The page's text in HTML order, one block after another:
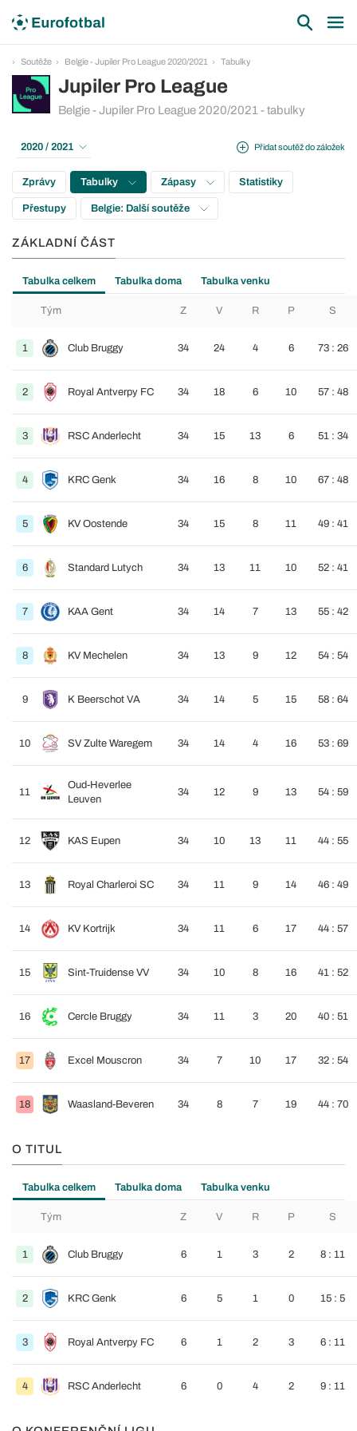
Soutěže Belgie - Jupiler Pro League 2020/2021 Tabulky
Jupiler Pro League
Belgie - Jupiler Pro League 2020/2021 - tabulky
Přidat soutěž do záložek
2020 / 2021
Zprávy Tabulky Zápasy Statistiky
Přestupy Belgie: Další soutěže
ZÁKLADNÍ ČÁST
Tabulka celkem Tabulka doma Tabulka venku
Tým Z V R P S
1 Club Bruggy 34 24 4 6 73 : 26
2 Royal Antverpy FC 34 18 6 10 57 : 48
3 RSC Anderlecht 34 15 13 6 51 : 34
4 KRC Genk 34 16 8 10 67 : 48
5 KV Oostende 34 15 8 11 49 : 41
6 Standard Lutych 34 13 11 10 52 : 41
7 KAA Gent 34 14 7 13 55 : 42
8 KV Mechelen 34 13 9 12 54 : 54
9 K Beerschot VA 34 14 5 15 58 : 64
10 SV Zulte Waregem 34 14 4 16 53 : 69
11
Oud-Heverlee
Leuven
34 12 9 13 54 : 59
12 KAS Eupen 34 10 13 11 44 : 55
13 Royal Charleroi SC 34 11 9 14 46 : 49
14 KV Kortrijk 34 11 6 17 44 : 57
15 Sint-Truidense VV 34 10 8 16 41 : 52
16 Cercle Bruggy 34 11 3 20 40 : 51
17 Excel Mouscron 34 7 10 17 32 : 54
18 Waasland-Beveren 34 8 7 19 44 : 70
O TITUL
Tabulka celkem Tabulka doma Tabulka venku
Tým Z V R P S
1 Club Bruggy 6 1 3 2 8 : 11
2 KRC Genk 6 5 1 0 15 : 5
3 Royal Antverpy FC 6 1 2 3 6 : 11
4 RSC Anderlecht 6 0 4 2 9 : 11